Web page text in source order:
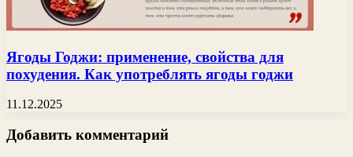
Ягоды Годжи: применение, свойства для
похудения. Как употреблять ягоды годжи
11.12.2025
Добавить комментарий